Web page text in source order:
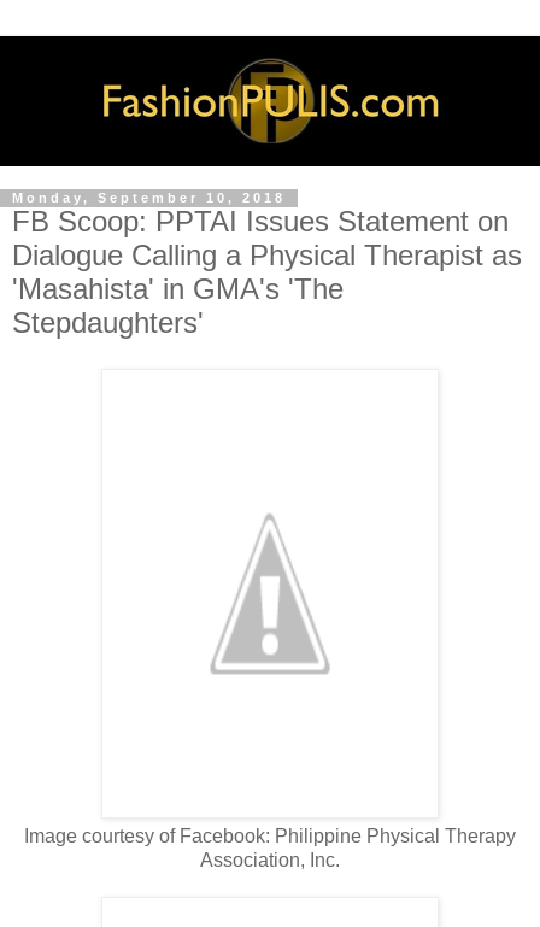
Monday, September 10, 2018
FB Scoop: PPTAI Issues Statement on
Dialogue Calling a Physical Therapist as
'Masahista' in GMA's 'The
Stepdaughters'
Image courtesy of Facebook: Philippine Physical Therapy
Association, Inc.